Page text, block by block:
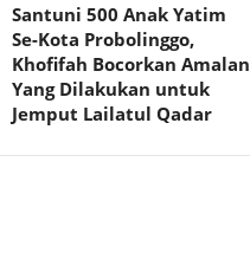
Santuni 500 Anak Yatim
Se-Kota Probolinggo,
Khofifah Bocorkan Amalan
Yang Dilakukan untuk
Jemput Lailatul Qadar